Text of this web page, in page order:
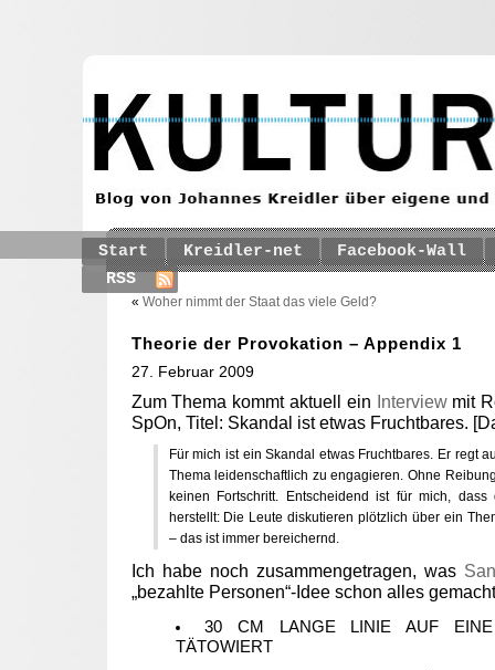
Start Kreidler-net
Facebook-Wall
RSS
« Woher nimmt der Staat das viele Geld?
Theorie der Provokation – Appendix 1
27. Februar 2009
Zum Thema kommt aktuell ein Interviewmit
SpOn, Titel: Skandal ist etwas Fruchtbares.
Für mich ist ein Skandal etwas Fruchtbares. Er regt
Thema leidenschaftlich zu engagieren. Ohne
keinen Fortschritt. Entscheidend ist für mich, dass
herstellt: Die Leute diskutieren plötzlich über ein
– das ist immer bereichernd.
Ich habe noch zusammengetragen, was
„bezahlte Personen“-Idee schon alles
30 CM LANGE LINIE AUF EINE
TÄTOWIERT